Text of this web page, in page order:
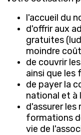
l'accueil du
d'offrir aux
gratuites
moindre coût
de couvrir
ainsi que les
de payer la
national et à
d'assurer les
formations
vie de